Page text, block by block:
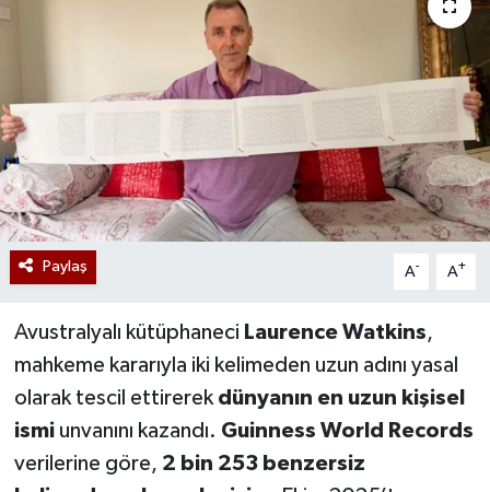
Paylaş A- A+
Avustralyalı kütüphaneci Laurence Watkins,
mahkeme kararıyla iki kelimeden uzun adını yasal
olarak tescil ettirerek dünyanın en uzun kişisel
ismiunvanını kazandı. Guinness World Records
verilerine göre, 2 bin 253 benzersiz